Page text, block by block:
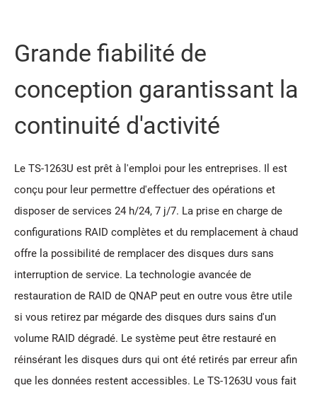
Grande fiabilité de
conception garantissant la
continuité d'activité
Le TS-1263U est prêt à l'emploi pour les entreprises. Il est
conçu pour leur permettre d'effectuer des opérations et
disposer de services 24 h/24, 7 j/7. La prise en charge de
configurations RAID complètes et du remplacement à chaud
offre la possibilité de remplacer des disques durs sans
interruption de service. La technologie avancée de
restauration de RAID de QNAP peut en outre vous être utile
si vous retirez par mégarde des disques durs sains d'un
volume RAID dégradé. Le système peut être restauré en
réinsérant les disques durs qui ont été retirés par erreur afin
que les données restent accessibles. Le TS-1263U vous fait